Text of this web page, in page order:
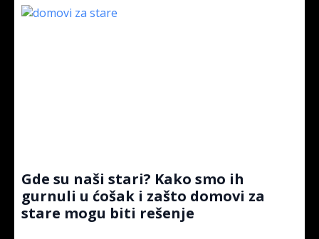
Gde su naši stari? Kako smo ih
gurnuli u ćošak i zašto domovi za
stare mogu biti rešenje